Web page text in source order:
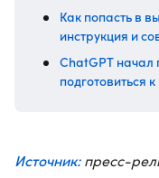
Как попасть в
инструкция и
ChatGPT начал
подготовиться
Источник:пресс-